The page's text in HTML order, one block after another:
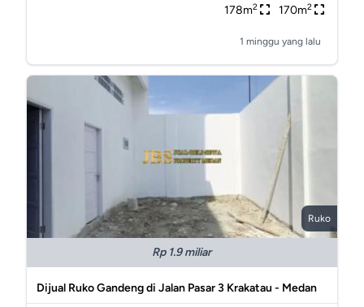
178m2 170m2
1 minggu yang lalu
Ruko
Rp 1.9 miliar
Dijual Ruko Gandeng di Jalan Pasar 3 Krakatau - Medan